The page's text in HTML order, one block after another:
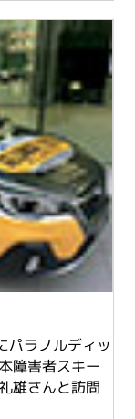
パラノルディッ
障害者スキー
雄さんと訪問